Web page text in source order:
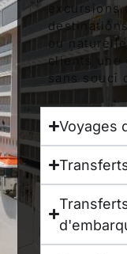
excursions
ou
clients une
sans souci
Voyages